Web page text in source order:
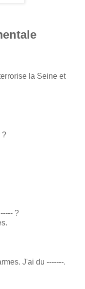
la Seine et
?
?
J'ai du -------.